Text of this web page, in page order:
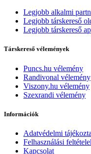
Legjobb alkalmi
Legjobb társkereső
Legjobb társkereső
Társkereső vélemények
Puncs.hu vélemény
Randivonal vélemény
Viszony.hu vélemény
Szexrandi vélemény
Információk
Adatvédelmi
Felhasználási
Kapcsolat